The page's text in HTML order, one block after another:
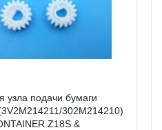
узла подачи бумаги
302M214210)
Z18S &